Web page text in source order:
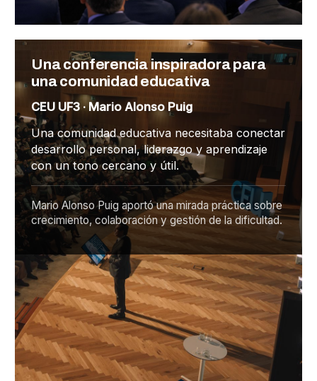
Una conferencia inspiradora para
una comunidad educativa
CEU UF3 · Mario Alonso Puig
Una comunidad educativa necesitaba conectar
desarrollo personal, liderazgo y aprendizaje
con un tono cercano y útil.
Mario Alonso Puig aportó una mirada práctica sobre
crecimiento, colaboración y gestión de la dificultad.